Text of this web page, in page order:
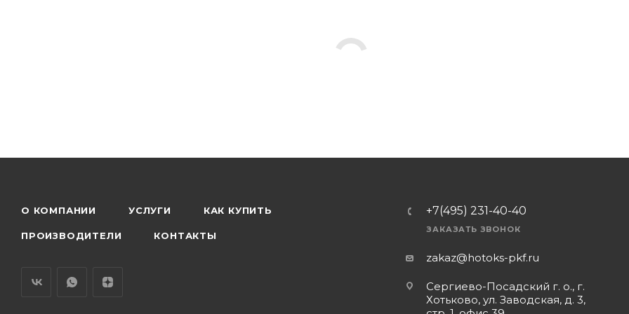
О КОМПАНИИ УСЛУГИ КАК КУПИТЬ
ПРОИЗВОДИТЕЛИ КОНТАКТЫ
+7(495) 231-40-40
ЗАКАЗАТЬ ЗВОНОК
zakaz@hotoks-pkf.ru
Сергиево-Посадский г. о., г.
Хотьково, ул. Заводская, д. 3,